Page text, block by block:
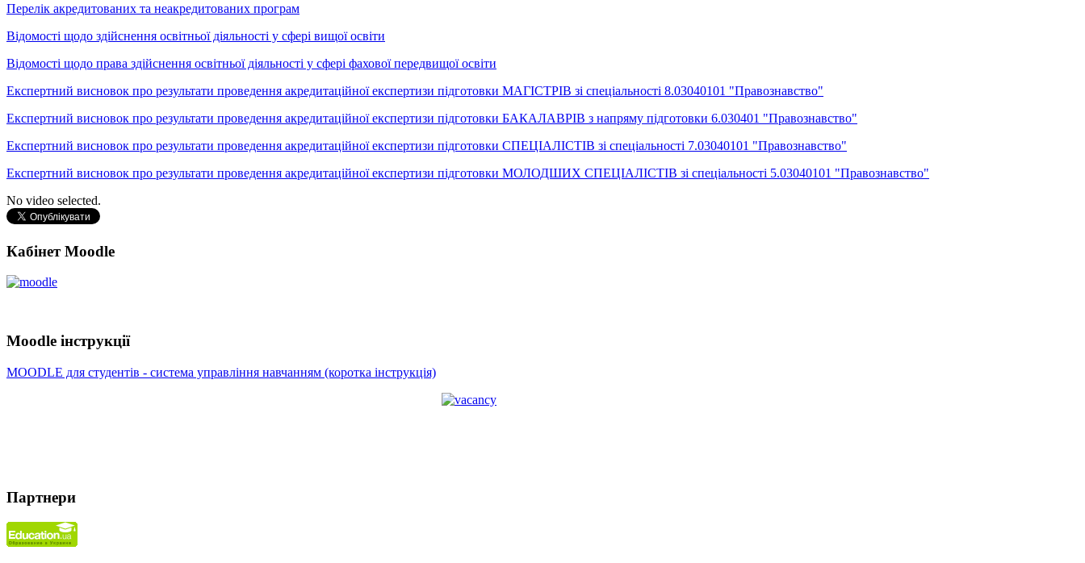
Перелік акредитованих та неакредитованих програм
Відомості щодо здійснення освітньої діяльності у сфері вищої освіти
Відомості щодо права здійснення освітньої діяльності у сфері фахової передвищої освіти
Експертний висновок про результати проведення акредитаційної експертизи підготовки МАГІСТРІВ зі спеціальності 8.03040101 "Правознавство"
Експертний висновок про результати проведення акредитаційної експертизи підготовки БАКАЛАВРІВ з напряму підготовки 6.030401 "Правознавство"
Експертний висновок про результати проведення акредитаційної експертизи підготовки СПЕЦІАЛІСТІВ зі спеціальності 7.03040101 "Правознавство"
Експертний висновок про результати проведення акредитаційної експертизи підготовки МОЛОДШИХ СПЕЦІАЛІСТІВ зі спеціальності 5.03040101 "Правознавство"
No video selected.
Кабінет Moodle
Moodle інструкції
MOODLE для студентів - система управління навчанням (коротка інструкція)
Партнери